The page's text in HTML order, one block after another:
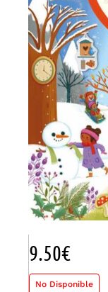
9.50€
No Disponible